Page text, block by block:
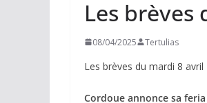
Les brèves
08/04/2025 Tertulias
Les brèves du mardi 8 avril
Cordoue annonce sa feria